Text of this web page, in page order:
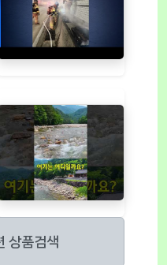
상품검색